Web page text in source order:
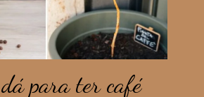
para ter café